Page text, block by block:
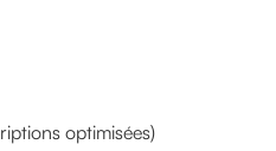
optimisées)